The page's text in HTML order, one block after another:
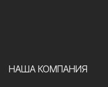
НАША КОМПАНИЯ